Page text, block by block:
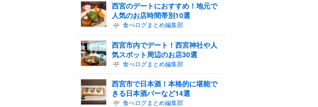
西宮のデートにおすすめ！地元で
人気のお店時間帯別10選
食べログまとめ編集部
西宮市内でデート！西宮神社や人
気スポット周辺のお店30選
食べログまとめ編集部
西宮市で日本酒！本格的に堪能で
きる日本酒バーなど14選
食べログまとめ編集部